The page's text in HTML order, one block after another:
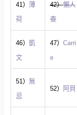
41） 薄
荷
42）懶人
查
46） 凱
文
47） Carri
e
51） 無
忌
52） 阿貝